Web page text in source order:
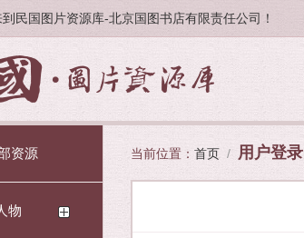
民国图片资源库-北京国图书店有限责任公司！
资源
物
当前位置： 首页 / 用户登录